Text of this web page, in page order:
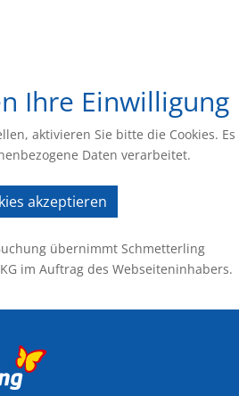
Ihre Einwilligung
aktivieren Sie bitte die Cookies. Es
Daten verarbeitet.
akzeptieren
übernimmt Schmetterling
im Auftrag des Webseiteninhabers.